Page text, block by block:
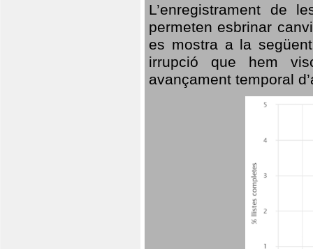
L’enregistrament de
permeten esbrinar
es mostra a la
irrupció que hem
avançament temporal